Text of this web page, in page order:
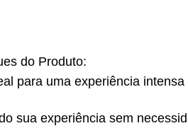
do Produto:
para uma experiência intensa
sua experiência sem